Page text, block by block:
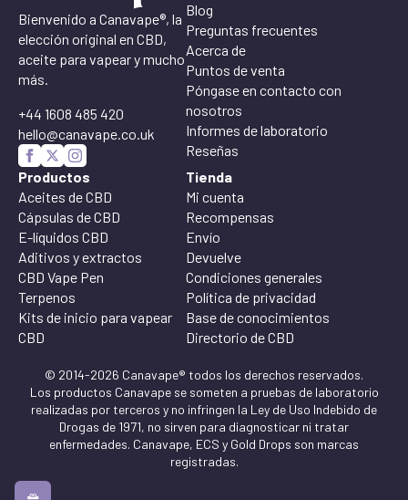
Bienvenido a Canavape®, la
elección original en CBD,
aceite para vapear y mucho
más.
+44 1608 485 420
hello@canavape.co.uk
Blog
Preguntas frecuentes
Acerca de
Puntos de venta
Póngase en contacto con
nosotros
Informes de laboratorio
Reseñas
Productos
Aceites de CBD
Cápsulas de CBD
E-líquidos CBD
Aditivos y extractos
CBD Vape Pen
Terpenos
Kits de inicio para vapear
CBD
Tienda
Mi cuenta
Recompensas
Envío
Devuelve
Condiciones generales
Política de privacidad
Base de conocimientos
Directorio de CBD
© 2014-2026 Canavape® todos los derechos reservados.
Los productos Canavape se someten a pruebas de laboratorio
realizadas por terceros y no infringen la Ley de Uso Indebido de
Drogas de 1971, no sirven para diagnosticar ni tratar
enfermedades. Canavape, ECS y Gold Drops son marcas
registradas.